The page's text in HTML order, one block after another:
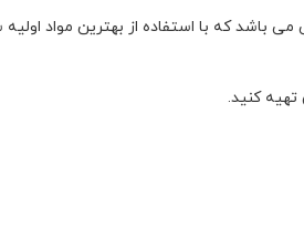
که با استفاده از بهترین مواد اولیه
کنید.